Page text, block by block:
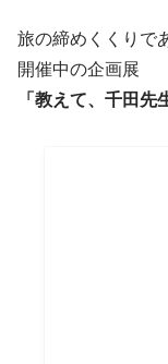
旅の締めくくりで
開催中の企画展
「教えて、千田先